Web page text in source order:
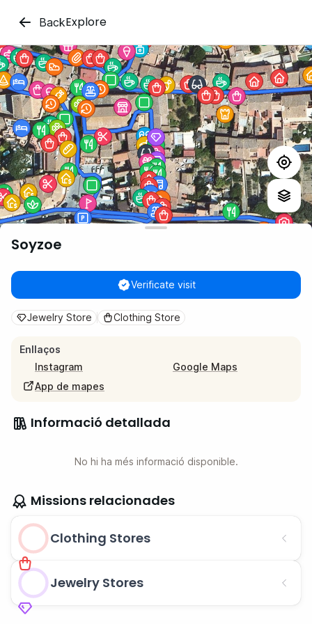
BackExplore
Soyzoe
Verificate visit
Jewelry Store Clothing Store
Enllaços
Instagram
Google Maps
App de mapes
Informació detallada
No hi ha més informació disponible.
Missions relacionades
Clothing Stores
Jewelry Stores